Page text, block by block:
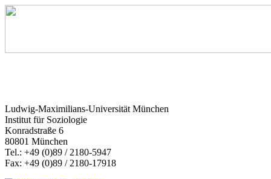
Ludwig-Maximilians-Universität München
Institut für Soziologie
Konradstraße 6
80801 München
Tel.: +49 (0)89 / 2180-5947
Fax: +49 (0)89 / 2180-17918